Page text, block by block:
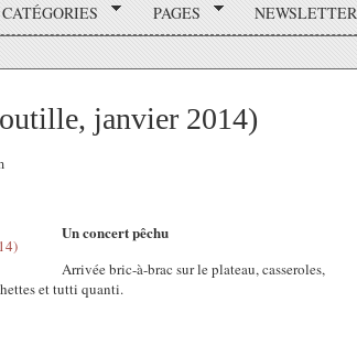
CATÉGORIES PAGES NEWSLETTER
janvier 2014)
Un concert pêchu
Arrivée bric-à-brac sur le plateau, casseroles,
et tutti quanti.